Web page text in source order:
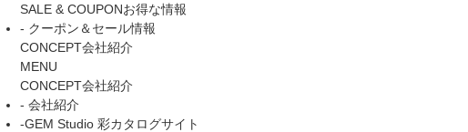
SALE & COUPONお得な情報
- クーポン＆セール情報
CONCEPT会社紹介
MENU
CONCEPT会社紹介
- 会社紹介
-GEM Studio 彩カタログサイト